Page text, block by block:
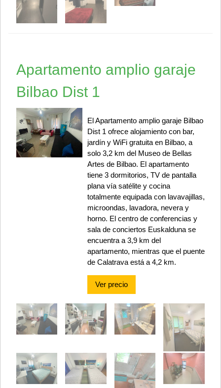
Apartamento amplio garaje
Bilbao Dist 1
El Apartamento amplio garaje Bilbao
Dist 1 ofrece alojamiento con bar,
jardín y WiFi gratuita en Bilbao, a
solo 3,2 km del Museo de Bellas
Artes de Bilbao. El apartamento
tiene 3 dormitorios, TV de pantalla
plana vía satélite y cocina
totalmente equipada con lavavajillas,
microondas, lavadora, nevera y
horno. El centro de conferencias y
sala de conciertos Euskalduna se
encuentra a 3,9 km del
apartamento, mientras que el puente
de Calatrava está a 4,2 km.
Ver precio